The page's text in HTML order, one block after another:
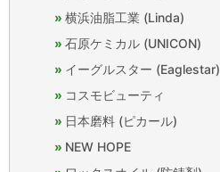
横浜油脂工業 (Linda)
石原ケミカル (UNICON)
イーグルスター (Eaglestar)
コスモビューティ
日本磨料 (ピカール)
NEW HOPE